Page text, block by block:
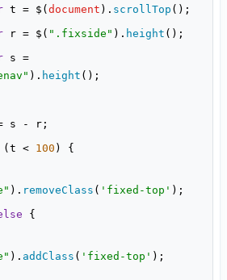
t = $( document ). scrollTop
r = $( ".fixside" ). height
s =
). height
(t < 100
). removeClass ( 'fixed-top'
). addClass ( 'fixed-top'